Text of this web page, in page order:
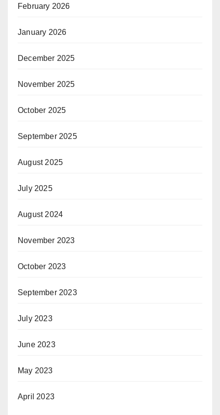
February 2026
January 2026
December 2025
November 2025
October 2025
September 2025
August 2025
July 2025
August 2024
November 2023
October 2023
September 2023
July 2023
June 2023
May 2023
April 2023